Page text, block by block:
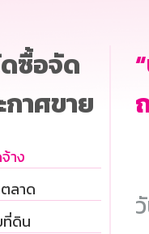
ซื้อจัด
กาศขาย
าง
ลาด
ที่ดิน